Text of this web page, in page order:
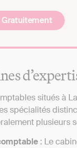
Gratuitement
situés à
spécialités
plusieurs
: Le